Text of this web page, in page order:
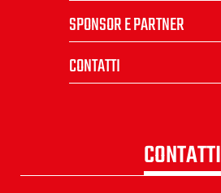
SPONSOR E PARTNER
CONTATTI
CONTATTI